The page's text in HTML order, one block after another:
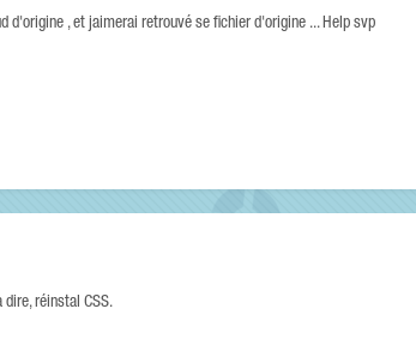
d'origine , et jaimerai retrouvé se fichier d'origine ... Help svp
réinstal CSS.